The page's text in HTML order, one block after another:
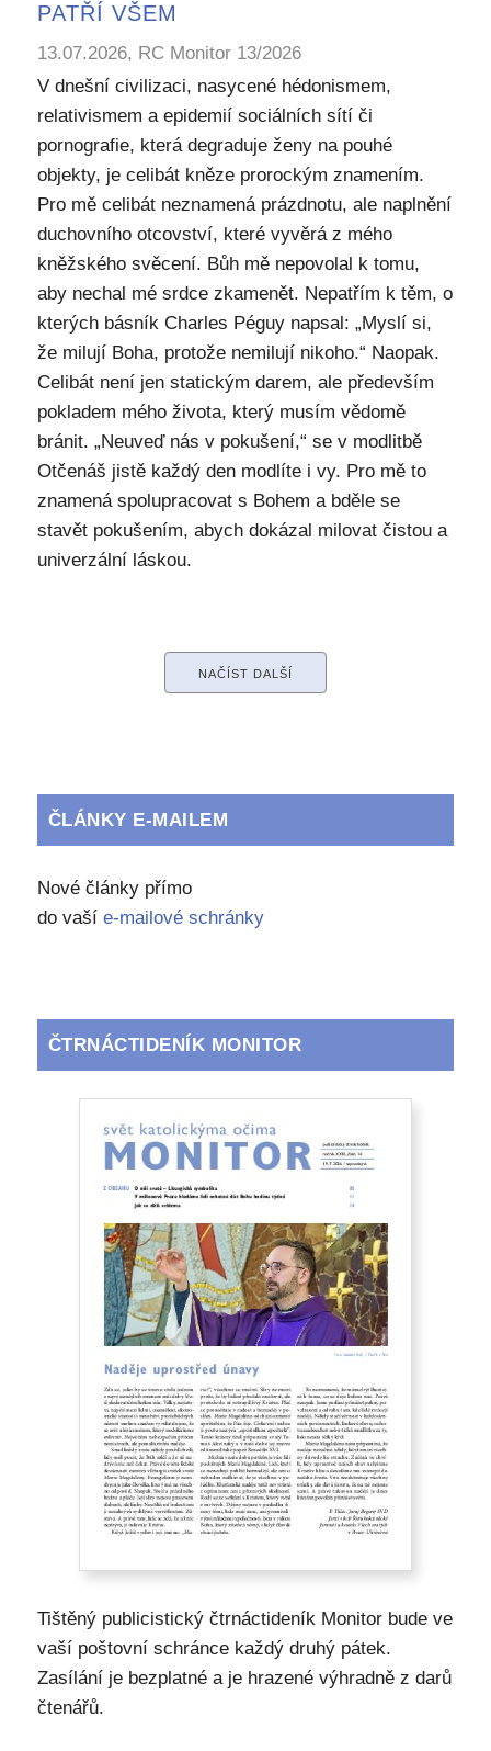
PATŘÍ VŠEM
13.07.2026, RC Monitor 13/2026
V dnešní civilizaci, nasycené hédonismem,
relativismem a epidemií sociálních sítí či
pornografie, která degraduje ženy na pouhé
objekty, je celibát kněze prorockým znamením.
Pro mě celibát neznamená prázdnotu, ale naplnění
duchovního otcovství, které vyvěrá z mého
kněžského svěcení. Bůh mě nepovolal k tomu,
aby nechal mé srdce zkamenět. Nepatřím k těm, o
kterých básník Charles Péguy napsal: „Myslí si,
že milují Boha, protože nemilují nikoho.“ Naopak.
Celibát není jen statickým darem, ale především
pokladem mého života, který musím vědomě
bránit. „Neuveď nás v pokušení,“ se v modlitbě
Otčenáš jistě každý den modlíte i vy. Pro mě to
znamená spolupracovat s Bohem a bděle se
stavět pokušením, abych dokázal milovat čistou a
univerzální láskou.
NAČÍST DALŠÍ
ČLÁNKY E-MAILEM
Nové články přímo
do vaší e-mailové schránky
ČTRNÁCTIDENÍK MONITOR
Tištěný publicistický čtrnáctideník Monitor bude ve
vaší poštovní schránce každý druhý pátek.
Zasílání je bezplatné a je hrazené výhradně z darů
čtenářů.